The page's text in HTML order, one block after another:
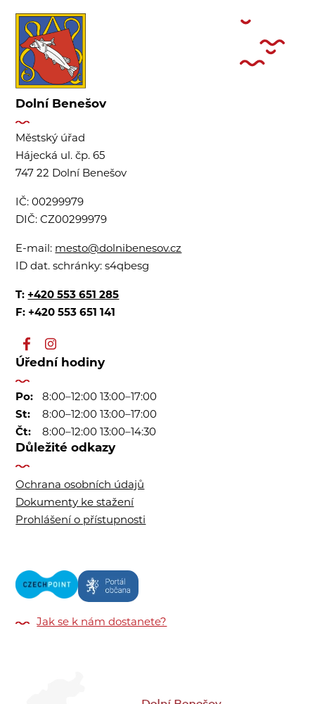
Dolní Benešov
Městský úřad
Hájecká ul. čp. 65
747 22 Dolní Benešov
IČ:00299979
DIČ:CZ00299979
E-mail: mesto@dolnibenesov.cz
ID dat. schránky:s4qbesg
T: +420 553 651 285
F: +420 553 651 141
Úřední hodiny
Po:
8:00–12:00 13:00–17:00
St:
8:00–12:00 13:00–17:00
Čt:
8:00–12:00 13:00–14:30
Důležité odkazy
Ochrana osobních údajů
Dokumenty ke stažení
Prohlášení o přístupnosti
Jak se k nám dostanete?